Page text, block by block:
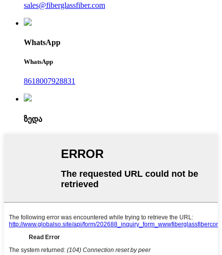
sales@fiberglassfiber.com
WhatsApp
WhatsApp
8618007928831
ზედა